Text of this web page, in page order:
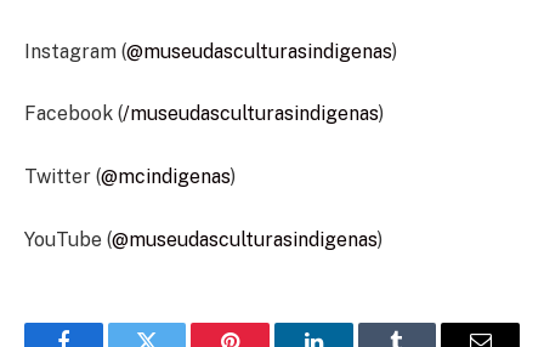
Instagram (@museudasculturasindigenas)
Facebook (/museudasculturasindigenas)
Twitter (@mcindigenas)
YouTube (@museudasculturasindigenas)